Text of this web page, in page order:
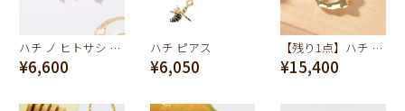
ハチ ノ ヒトサシ ピアス
¥6,600
ハチ ピアス
¥6,050
【残り1点】ハチ ト ミツ リング【スペシャルパッケージつき】
¥15,400